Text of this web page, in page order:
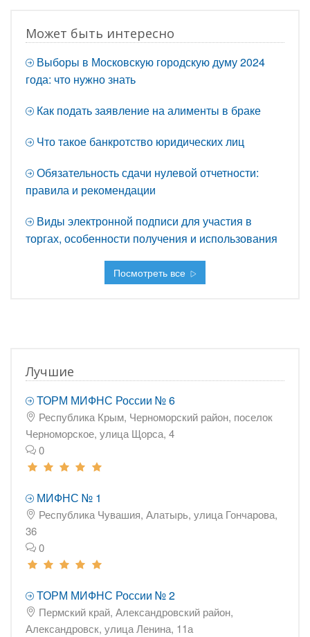
Может быть интересно
Выборы в Московскую городскую думу 2024
года: что нужно знать
Как подать заявление на алименты в браке
Что такое банкротство юридических лиц
Обязательность сдачи нулевой отчетности:
правила и рекомендации
Виды электронной подписи для участия в
торгах, особенности получения и использования
Посмотреть все
Лучшие
ТОРМ МИФНС России № 6
Республика Крым, Черноморский район, поселок
Черноморское, улица Щорса, 4
0
МИФНС № 1
Республика Чувашия, Алатырь, улица Гончарова,
36
0
ТОРМ МИФНС России № 2
Пермский край, Александровский район,
Александровск, улица Ленина, 11а